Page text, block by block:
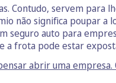
Contudo, servem para
não significa poupar a
seguro auto para
a frota pode estar
abrir uma empresa.